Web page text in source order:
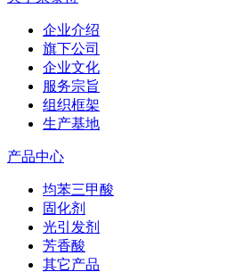
企业介绍
旗下公司
企业文化
服务宗旨
组织框架
生产基地
产品中心
均苯三甲酸
固化剂
光引发剂
芳香酸
其它产品